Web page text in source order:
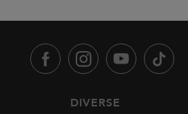
DIVERSE